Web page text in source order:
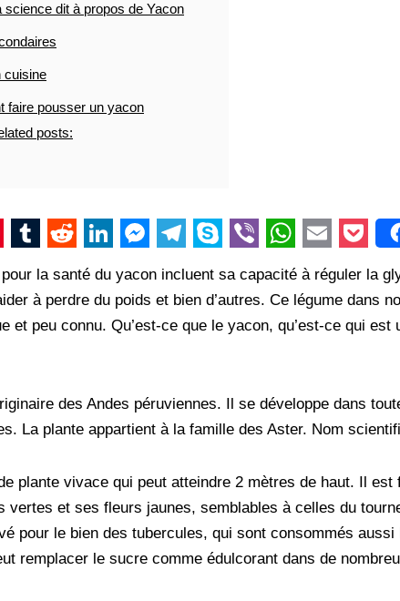
science dit à propos de Yacon
cuisine
faire pousser un yacon
posts:
u
m
r
e
d
t
L
i
n
d
I
e
s
n
g
r
T
e
l
r
a
S
k
y
i
b
W
h
a
A
p
E
m
a
P
o
c
t
la santé du yacon incluent sa capacité à réguler la
à perdre du poids et bien d’autres. Ce légume dans
et peu connu. Qu’est-ce que le yacon, qu’est-ce qui
des Andes péruviennes. Il se développe dans
La plante appartient à la famille des Aster. Nom
plante vivace qui peut atteindre 2 mètres de haut. Il
vertes et ses fleurs jaunes, semblables à celles du
pour le bien des tubercules, qui sont consommés
remplacer le sucre comme édulcorant dans de